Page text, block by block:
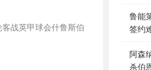
鲁能
签约
阿森
杀伯